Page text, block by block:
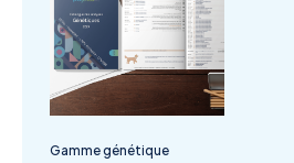
Gamme génétique